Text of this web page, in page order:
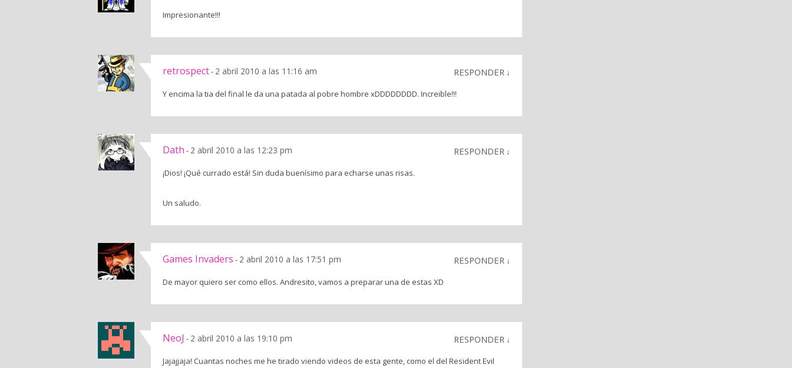
Impresionante!!!
retrospect- 2 abril 2010 a las 11:16 am RESPONDER ↓
Y encima la tia del final le da una patada al pobre hombre xDDDDDDDD. Increible!!!
Dath - 2 abril 2010 a las 12:23 pm RESPONDER ↓
¡Dios! ¡Qué currado está! Sin duda buenísimo para echarse unas risas.
Un saludo.
Games Invaders - 2 abril 2010 a las 17:51 pm RESPONDER ↓
De mayor quiero ser como ellos. Andresito, vamos a preparar una de estas XD
NeoJ - 2 abril 2010 a las 19:10 pm RESPONDER ↓
Jajajjaja! Cuantas noches me he tirado viendo videos de esta gente, como el del Resident Evil